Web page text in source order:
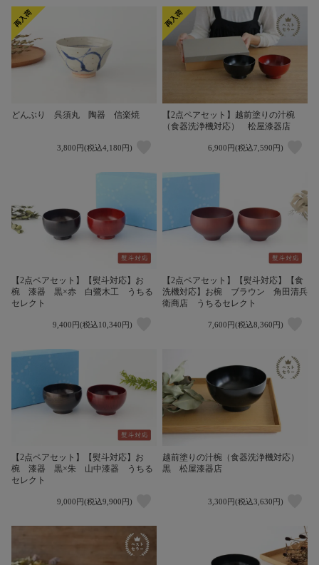
どんぶり 呉須丸 陶器 信楽焼
3,800円(税込4,180円)
【2点ペアセット】越前塗りの汁椀
（食器洗浄機対応） 松屋漆器店
6,900円(税込7,590円)
【2点ペアセット】【熨斗対応】お
椀 漆器 黒×赤 白鷺木工 うちる
セレクト
9,400円(税込10,340円)
【2点ペアセット】【熨斗対応】【食
洗機対応】お椀 ブラウン 角田清兵
衛商店 うちるセレクト
7,600円(税込8,360円)
【2点ペアセット】【熨斗対応】お
椀 漆器 黒×朱 山中漆器 うちる
セレクト
9,000円(税込9,900円)
越前塗りの汁椀（食器洗浄機対応）
黒 松屋漆器店
3,300円(税込3,630円)